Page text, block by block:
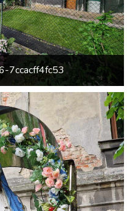
7ccacff4fc53